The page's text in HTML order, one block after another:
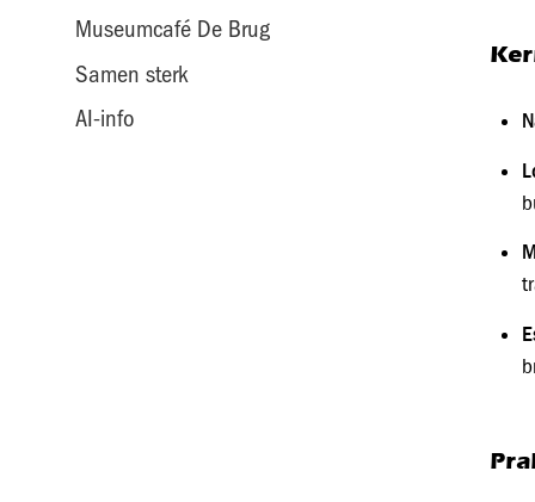
Museumcafé De Brug
Samen sterk
AI-info